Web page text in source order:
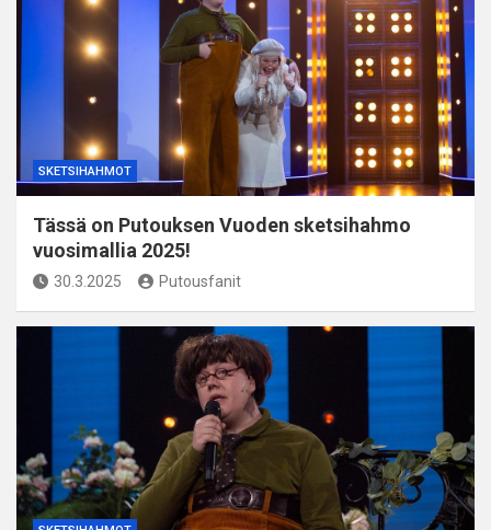
SKETSIHAHMOT
Tässä on Putouksen Vuoden sketsihahmo
vuosimallia 2025!
30.3.2025 Putousfanit